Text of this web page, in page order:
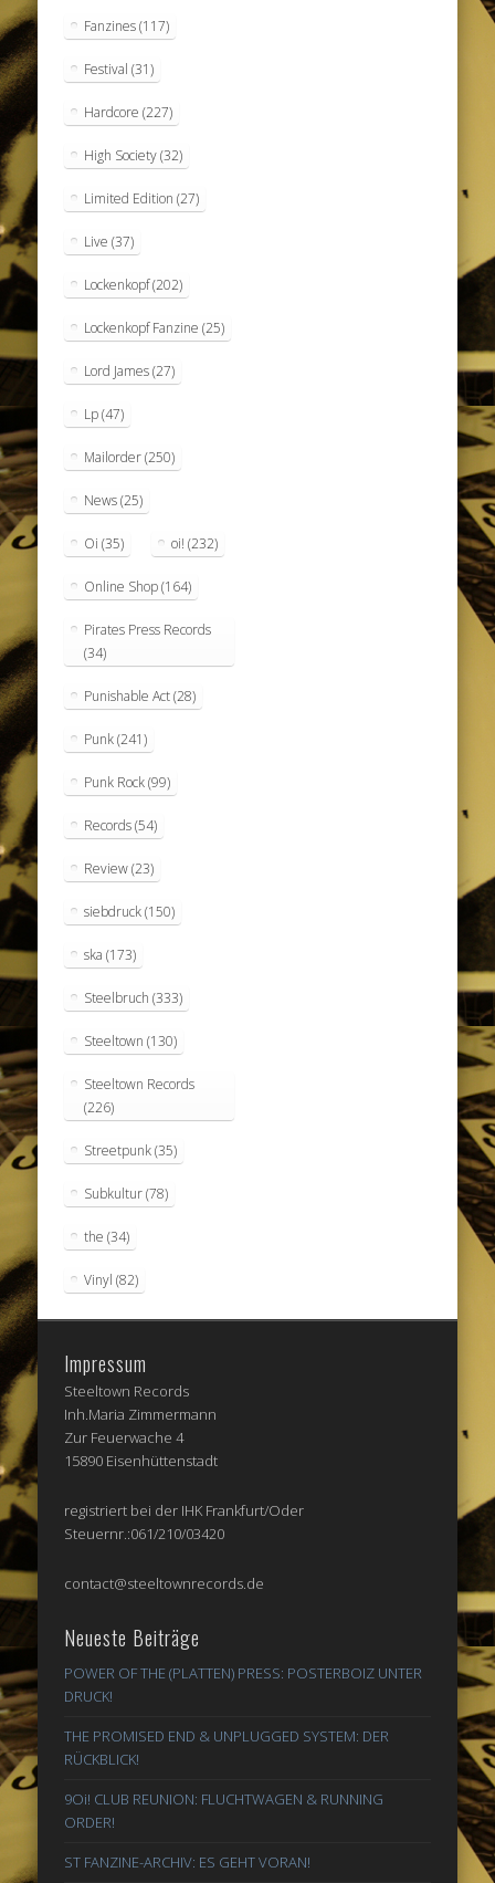
Fanzines(117)
Festival (31)
Hardcore (227)
High Society(32)
Limited Edition (27)
Live (37)
Lockenkopf(202)
Lockenkopf Fanzine (25)
Lord James(27)
Lp(47)
Mailorder(250)
News(25)
Oi (35) oi! (232)
Online Shop(164)
Pirates Press Records
(34)
Punishable Act(28)
Punk(241)
Punk Rock(99)
Records(54)
Review(23)
siebdruck(150)
ska (173)
Steelbruch (333)
Steeltown (130)
Steeltown Records
(226)
Streetpunk(35)
Subkultur(78)
the (34)
Vinyl (82)
Impressum
Steeltown Records
Inh.Maria Zimmermann
Zur Feuerwache 4
15890 Eisenhüttenstadt
registriert bei der IHK Frankfurt/Oder
Steuernr.:061/210/03420
contact@steeltownrecords.de
Neueste Beiträge
POWER OF THE (PLATTEN) PRESS: POSTERBOIZ UNTER
DRUCK!
THE PROMISED END & UNPLUGGED SYSTEM: DER
RÜCKBLICK!
9Oi! CLUB REUNION: FLUCHTWAGEN & RUNNING
ORDER!
ST FANZINE-ARCHIV: ES GEHT VORAN!